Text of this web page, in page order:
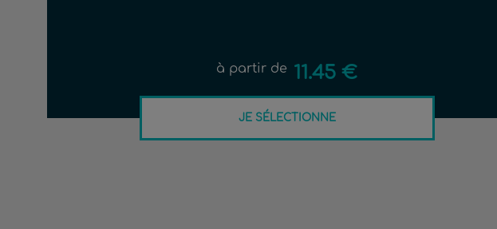
à partir de 11.45 €
JE SÉLECTIONNE